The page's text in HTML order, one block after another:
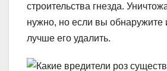
строительства гнезда.
нужно, но если вы обнаружите
лучше его удалить.